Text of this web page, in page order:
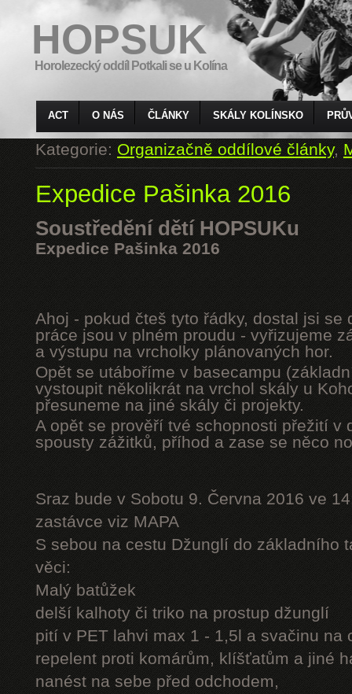
HOPSUK
Horolezecký oddíl Potkali se u Kolína
ACT O NÁS ČLÁNKY SKÁLY KOLÍNSKO
Kategorie:Organizačně oddílové články,
Expedice Pašinka 2016
Soustředění dětí HOPSUKu
Expedice Pašinka 2016
Ahoj - pokud čteš tyto řádky, dostal jsi se
práce jsou v plném proudu - vyřizujeme
a výstupu na vrcholky plánovaných hor.
Opět se utáboříme v basecampu
vystoupit několikrát na vrchol skály u
přesuneme na jiné skály či projekty.
A opět se prověří tvé schopnosti přežití v
spousty zážitků, příhod a zase se něco
Sraz bude v Sobotu 9. Června 2016 ve
zastávce viz MAPA
S sebou na cestu Džunglí do základního
věci:
Malý batůžek
delší kalhoty či triko na prostup džunglí
pití v PET lahvi max 1 - 1,5l a svačinu na
repelent proti komárům, klíšťatům a jiné
nanést na sebe před odchodem,